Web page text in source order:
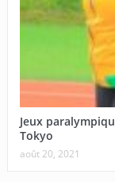
Jeux
Tokyo
août 20, 2021